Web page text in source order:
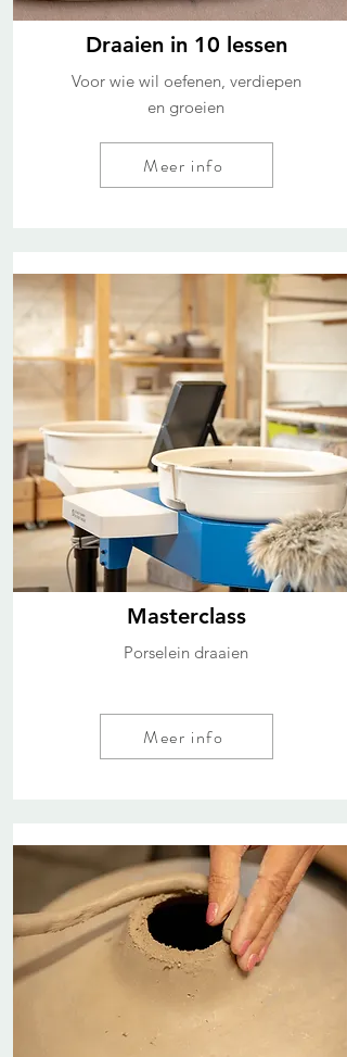
Draaien in 10 lessen
Voor wie wil oefenen, verdiepen
en groeien
Meer info
Masterclass
Porselein draaien
Meer info